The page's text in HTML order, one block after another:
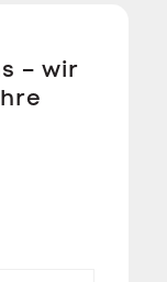
– wir